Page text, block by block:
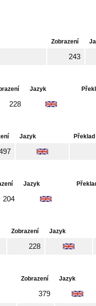
Zobrazení
243
Jazyk
228
Jazyk Překlad
Jazyk
204
Zobrazení Jazyk
228
Zobrazení Jazyk
379